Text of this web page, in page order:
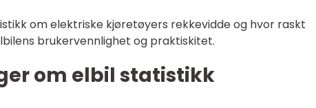
om elektriske kjøretøyers rekkevidde og hvor raskt
brukervennlighet og praktiskitet.
om elbil statistikk